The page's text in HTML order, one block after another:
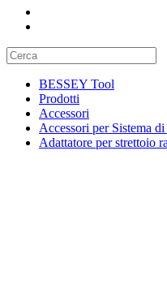
BESSEY Tool
Prodotti
Accessori
Accessori per Sistema
Adattatore per strettoio